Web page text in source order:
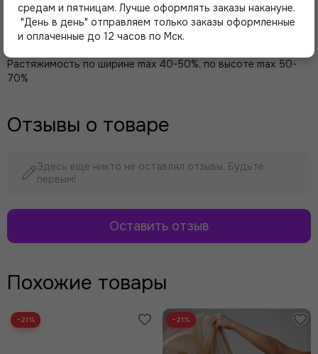
Страна-производитель Латвия
Состав: ПЭ 87%, спандекс 13%
Плотность: 50 г/кв.м
Растяжимость по ширине max 40-50%, по высоте max 50-
70%
Отзывы о товаре
Здесь еще никто не оставлял отзывы. Будьте
первым!
Оставить отзыв
Похожие товары
−21% −21%
средам и пятницам. Лучше оформлять заказы накануне.
"День в день" отправляем только заказы оформленные
и оплаченные до 12 часов по Мск.